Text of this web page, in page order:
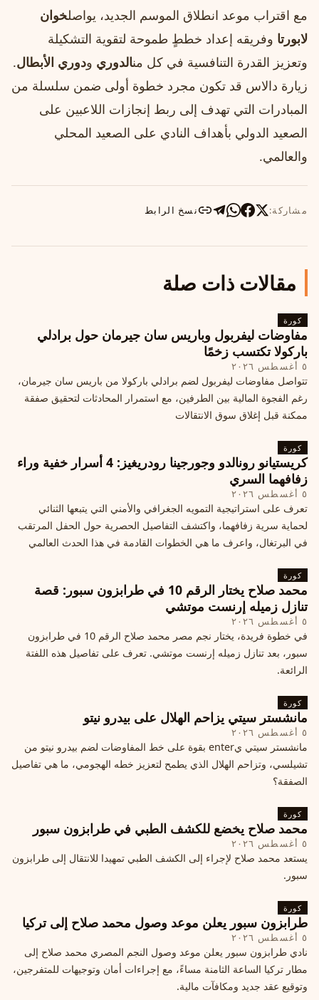
مع اقتراب موعد انطلاق الموسم الجديد، يواصلخوان
لابورتا وفريقه إعداد خططٍ طموحة لتقوية التشكيلة
وتعزيز القدرة التنافسية في كل منالدوري ودوري الأبطال.
زيارة دالاس قد تكون مجرد خطوة أولى ضمن سلسلة من
المبادرات التي تهدف إلى ربط إنجازات اللاعبين على
الصعيد الدولي بأهداف النادي على الصعيد المحلي
والعالمي.
مشاركة: نسخ الرابط
مقالات ذات صلة
كورة
مفاوضات ليفربول وباريس سان جيرمان حول برادلي
باركولا تكتسب زخمًا
٥ أغسطس ٢٠٢٦
تتواصل مفاوضات ليفربول لضم برادلي باركولا من باريس سان جيرمان،
رغم الفجوة المالية بين الطرفين، مع استمرار المحادثات لتحقيق صفقة
ممكنة قبل إغلاق سوق الانتقالات
كورة
كريستيانو رونالدو وجورجينا رودريغيز: 4 أسرار خفية وراء
زفافهما السري
٥ أغسطس ٢٠٢٦
تعرف على استراتيجية التمويه الجغرافي والأمني التي يتبعها الثنائي
لحماية سرية زفافهما، واكتشف التفاصيل الحصرية حول الحفل المرتقب
في البرتغال، واعرف ما هي الخطوات القادمة في هذا الحدث العالمي
كورة
محمد صلاح يختار الرقم 10 في طرابزون سبور: قصة
تنازل زميله إرنست موتشي
٥ أغسطس ٢٠٢٦
في خطوة فريدة، يختار نجم مصر محمد صلاح الرقم 10 في طرابزون
سبور، بعد تنازل زميله إرنست موتشي. تعرف على تفاصيل هذه اللفتة
الرائعة.
كورة
مانشستر سيتي يزاحم الهلال على بيدرو نيتو
٥ أغسطس ٢٠٢٦
مانشستر سيتي يenter بقوة على خط المفاوضات لضم بيدرو نيتو من
تشيلسي، وتزاحم الهلال الذي يطمح لتعزيز خطه الهجومي، ما هي تفاصيل
الصفقة؟
كورة
محمد صلاح يخضع للكشف الطبي في طرابزون سبور
٥ أغسطس ٢٠٢٦
يستعد محمد صلاح لإجراء إلى الكشف الطبي تمهيدا للانتقال إلى طرابزون
سبور.
كورة
طرابزون سبور يعلن موعد وصول محمد صلاح إلى تركيا
٥ أغسطس ٢٠٢٦
نادي طرابزون سبور يعلن موعد وصول النجم المصري محمد صلاح إلى
مطار تركيا الساعة الثامنة مساءً، مع إجراءات أمان وتوجيهات للمتفرجين،
وتوقيع عقد جديد ومكافآت مالية.